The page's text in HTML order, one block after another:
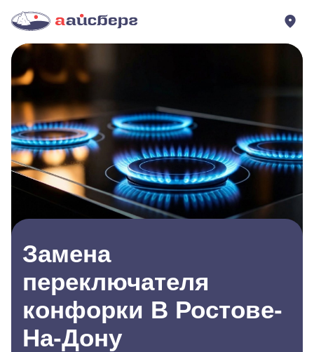
Замена
переключателя
конфорки В Ростове-
На-Дону